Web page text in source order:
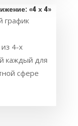
«4 х 4»
график
4-х
каждый для
сфере